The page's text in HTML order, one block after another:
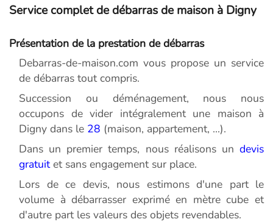
Service complet de débarras de maison à Digny
Présentation de la prestation de débarras
Debarras-de-maison.com vous propose un service
de débarras tout compris.
Succession ou déménagement, nous nous
occupons de vider intégralement une maison à
Digny dans le 28 (maison, appartement, ...).
Dans un premier temps, nous réalisons un devis
gratuitet sans engagement sur place.
Lors de ce devis, nous estimons d'une part le
volume à débarrasser exprimé en mètre cube et
d'autre part les valeurs des objets revendables.